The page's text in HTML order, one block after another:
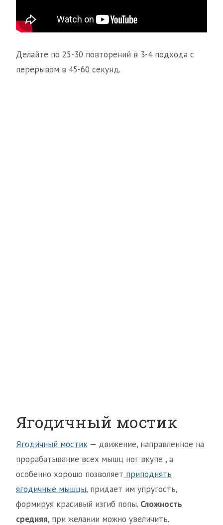
Делайте по 25-30 повторений в 3-4 подхода с
перерывом в 45-60 секунд.
Ягодичный мостик
Ягодичный мостик — движение, направленное на
прорабатывание всех мышц ног вкупе , а
особенно хорошо позволяет приподнять
ягодичные мышцы, придает им упругость,
формируя красивый изгиб попы. Сложность
средняя, при желании можно увеличить.